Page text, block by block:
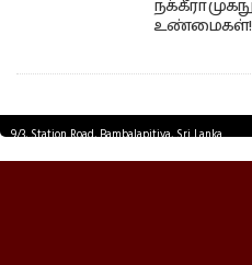
நக்கீரா
உண்மைகள்!
9/3, Station Road, Bambalapitiya, Sri Lanka.